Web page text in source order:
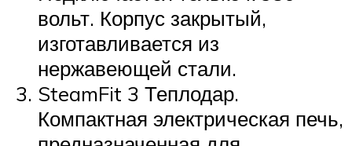
вольт. Корпус закрытый,
изготавливается из
нержавеющей стали.
SteamFit 3 Теплодар.
Компактная электрическая печь,